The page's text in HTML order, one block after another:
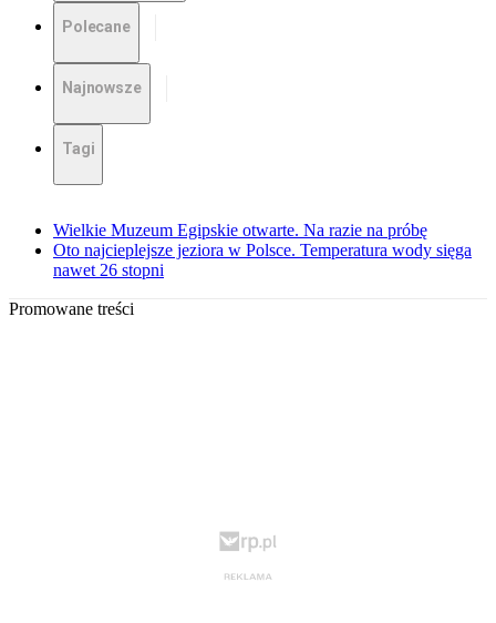
Polecane
Najnowsze
Tagi
Wielkie Muzeum Egipskie otwarte. Na razie na próbę
Oto najcieplejsze jeziora w Polsce. Temperatura wody sięga
nawet 26 stopni
Promowane treści